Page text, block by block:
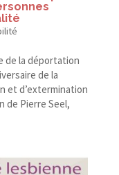
de la déportation
de la
et d’extermination
de Pierre Seel,